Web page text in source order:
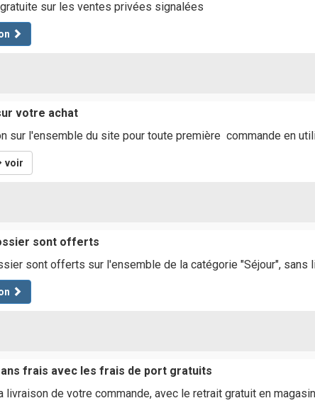
sur les ventes privées signalées
votre achat
sur l'ensemble du site pour toute première commande en
voir
sont offerts
sont offerts sur l'ensemble de la catégorie "Séjour", sans
frais avec les frais de port gratuits
livraison de votre commande, avec le retrait gratuit en magasin